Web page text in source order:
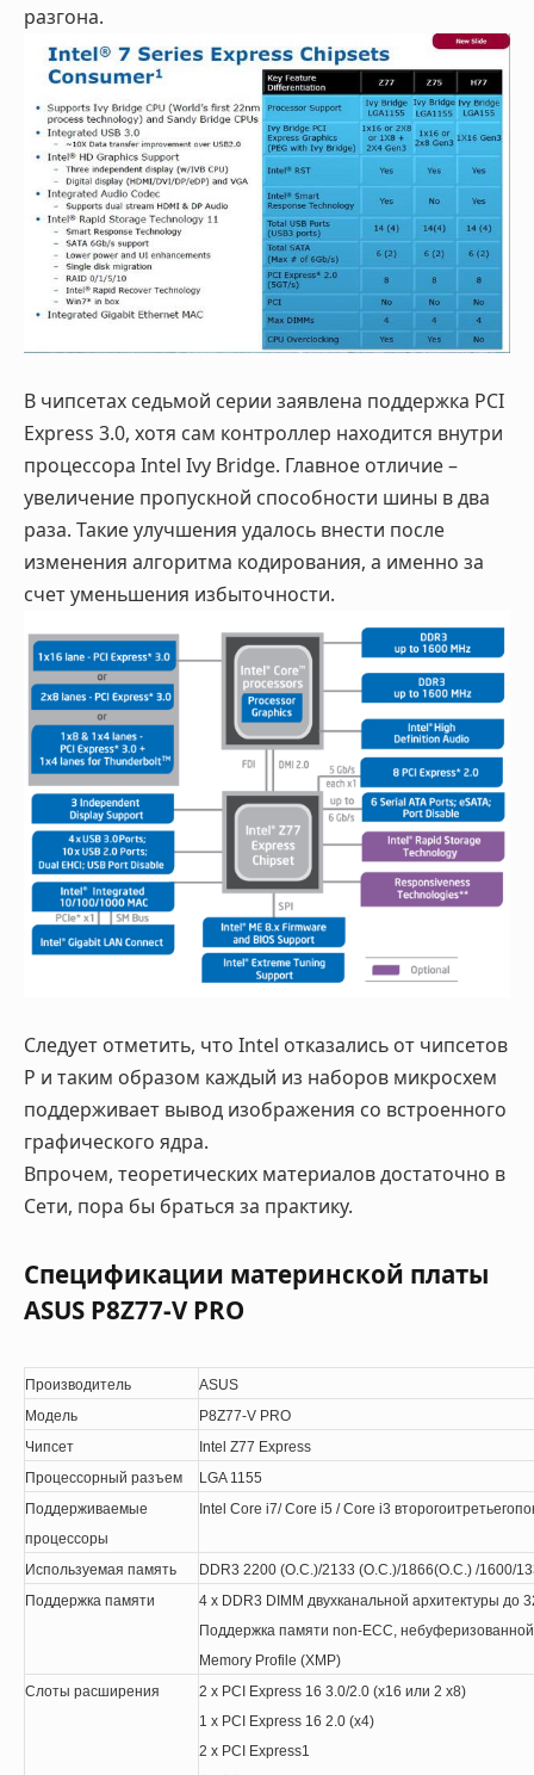
разгона.
В чипсетах седьмой серии заявлена поддержка PCI
Express 3.0, хотя сам контроллер находится внутри
процессора Intel Ivy Bridge. Главное отличие –
увеличение пропускной способности шины в два
раза. Такие улучшения удалось внести после
изменения алгоритма кодирования, а именно за
счет уменьшения избыточности.
Следует отметить, что Intel отказались от чипсетов
P и таким образом каждый из наборов микросхем
поддерживает вывод изображения со встроенного
графического ядра.
Впрочем, теоретических материалов достаточно в
Сети, пора бы браться за практику.
Спецификации материнской платы
ASUS P8Z77-V PRO
Производитель
ASUS
Модель
P8Z77-V PRO
Чипсет
Intel Z77 Express
Процессорный разъем
LGA 1155
Поддерживаемые
процессоры
Intel Core i7/ Core i5 / Core i3 второгоитретьего
Используемая память
DDR3 2200 (O.C.)/2133 (O.C.)/1866(O.C.) /1600/
Поддержка памяти
4 x DDR3 DIMM двухканальной архитектуры до
Поддержка памяти non-ECC,
Memory Profile (XMP)
Слоты расширения
2 x PCI Express 16 3.0/2.0 (x16 или 2 x8)
1 x PCI Express 16 2.0 (x4)
2 x PCI Express1